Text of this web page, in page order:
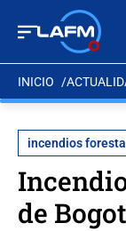
INICIO
incendios
de